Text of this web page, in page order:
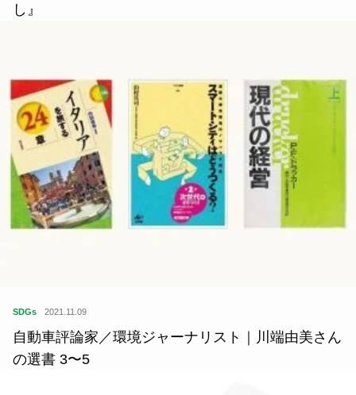
し』
SDGs 2021.11.09
自動車評論家／環境ジャーナリスト｜川端由美さん
の選書 3〜5